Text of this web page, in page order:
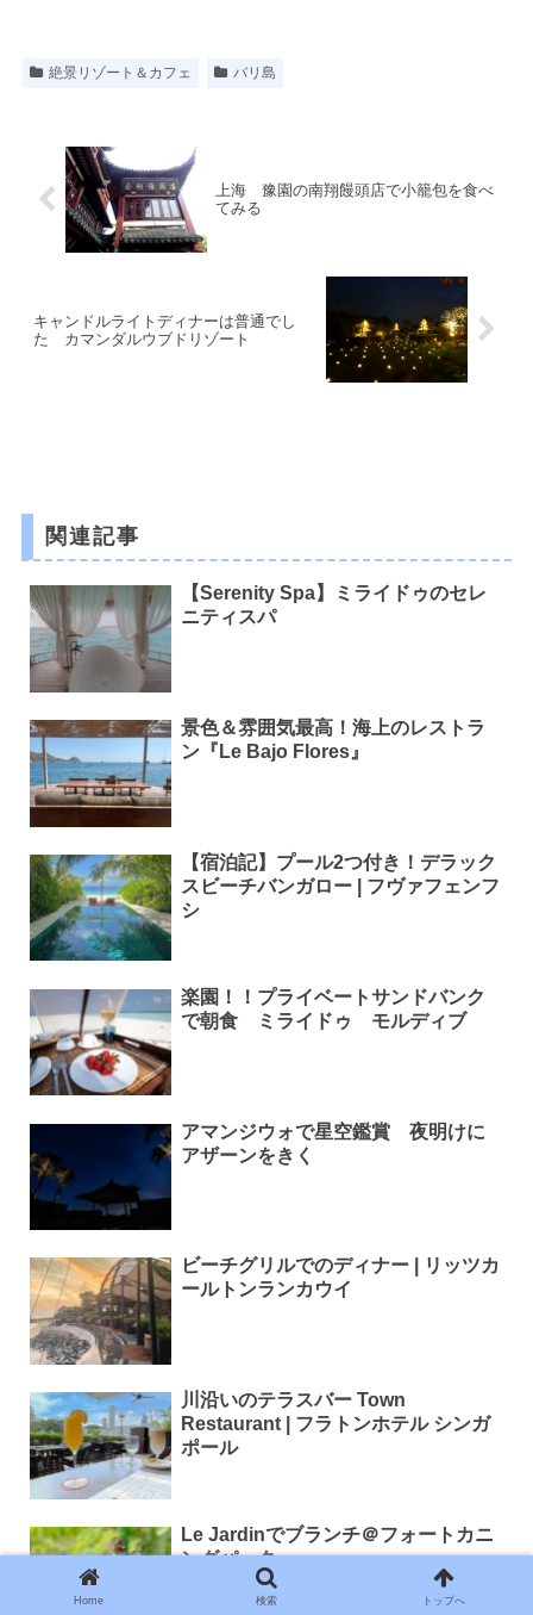
絶景リゾート＆カフェ バリ島
上海 豫園の南翔饅頭店で小籠包を食べ
てみる
キャンドルライトディナーは普通でし
た カマンダルウブドリゾート
関連記事
【Serenity Spa】ミライドゥのセレ
ニティスパ
景色＆雰囲気最高！海上のレストラ
ン『Le Bajo Flores』
【宿泊記】プール2つ付き！デラック
スビーチバンガロー | フヴァフェンフ
シ
楽園！！プライベートサンドバンク
で朝食 ミライドゥ モルディブ
アマンジウォで星空鑑賞 夜明けに
アザーンをきく
ビーチグリルでのディナー | リッツカ
ールトンランカウイ
川沿いのテラスバー Town
Restaurant | フラトンホテル シンガ
ポール
Le Jardinでブランチ＠フォートカニ
ングパーク
Home 検索 トップへ